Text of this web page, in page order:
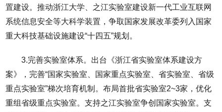
置建设。推动浙江大学、之江实验室建设新一代工业互联网
系统信息安全等大科学装置，争取国家发展改革委列入国家
重大科技基础设施建设“十四五”规划。
3.完善实验室体系。出台《浙江省实验室体系建设方
案》，完善“国家实验室、国家重点实验室、省实验室、省级
重点实验室”梯次培育机制。布局首批省实验室2~3家，优化
重组省级重点实验室。支持之江实验室争创国家实验室。支